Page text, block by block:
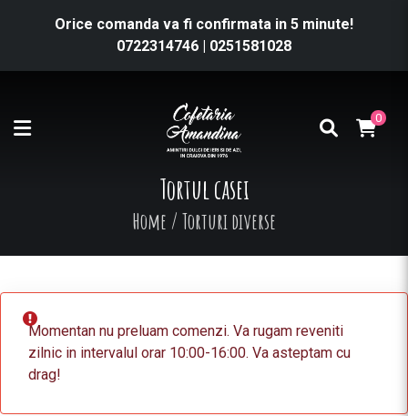
Orice comanda va fi confirmata in 5 minute!
0722314746 | 0251581028
0
Tortul casei
Home / Torturi diverse
Momentan nu preluam comenzi. Va rugam reveniti
zilnic in intervalul orar 10:00-16:00. Va asteptam cu
drag!